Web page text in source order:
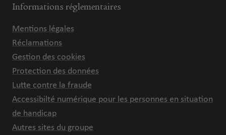
Informations réglementaires
Mentions légales
Réclamations
Gestion des cookies
Protection des données
Lutte contre la fraude
Accessibilté numérique pour les personnes en situation
de handicap
Autres sites du groupe